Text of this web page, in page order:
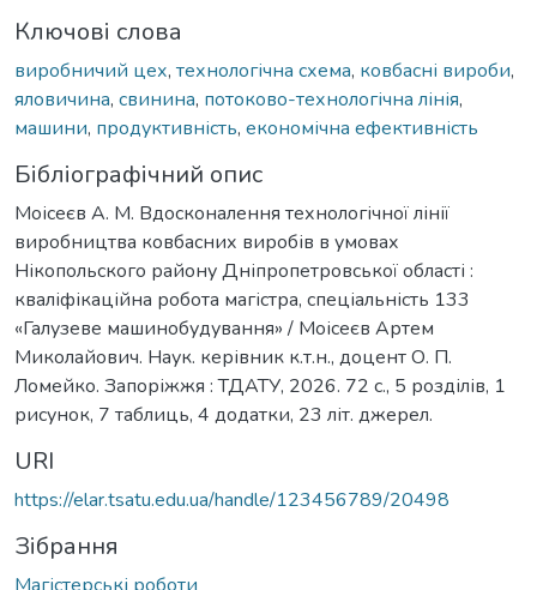
Ключові слова
виробничий цех, технологічна схема, ковбасні вироби,
яловичина, свинина, потоково-технологічна лінія,
машини, продуктивність, економічна ефективність
Бібліографічний опис
Моісеєв А. М. Вдосконалення технологічної лінії
виробництва ковбасних виробів в умовах
Нікопольского району Дніпропетровської області :
кваліфікаційна робота магістра, спеціальність 133
«Галузеве машинобудування» / Моісеєв Артем
Миколайович. Наук. керівник к.т.н., доцент О. П.
Ломейко. Запоріжжя : ТДАТУ, 2026. 72 с., 5 розділів, 1
рисунок, 7 таблиць, 4 додатки, 23 літ. джерел.
URI
https://elar.tsatu.edu.ua/handle/123456789/20498
Зібрання